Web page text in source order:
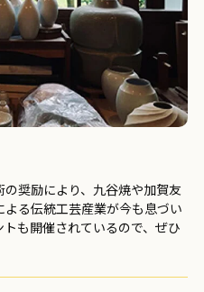
奨励により、九谷焼や加賀友
る伝統工芸産業が今も息づい
も開催されているので、ぜひ